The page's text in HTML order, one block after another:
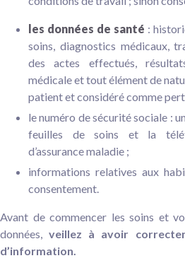
les données de santé :
soins, diagnostics médicaux,
des actes effectués,
médicale et tout élément de
patient et considéré comme
le numéro de sécurité sociale :
feuilles de soins et la
d’assurance maladie ;
informations relatives aux
consentement.
Avant de commencer les soins et
données,veillez à avoir
d’information.